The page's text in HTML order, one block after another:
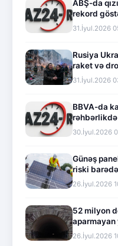
ABŞ-da
rekord
31.İyul.2026
Rusiya
raket və
31.İyul.2026
BBVA-da
30.İyul.2026
Günəş
riski
26.İyul.2026
52 milyon
aparmayan
26.İyul.2026